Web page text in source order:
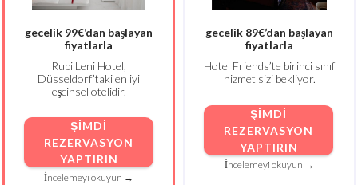
gecelik 99€’dan başlayan
fiyatlarla
Rubi Leni Hotel,
Düsseldorf’taki en iyi
eşcinsel otelidir.
ŞIMDI
REZERVASYON
YAPTIRIN
İncelemeyi okuyun →
gecelik 89€’dan başlayan
fiyatlarla
Hotel Friends’te birinci sınıf
hizmet sizi bekliyor.
ŞIMDI
REZERVASYON
YAPTIRIN
İncelemeyi okuyun →